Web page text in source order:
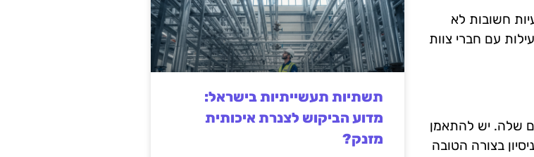
חשובות לא
עם חברי צוות
שלה. יש להתאמן
בצורה הטובה
תשתיות תעשייתיות בישראל:
מדוע הביקוש לצנרת איכותית
מזנק?